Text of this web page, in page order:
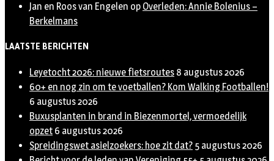
Jan en Roos van Engelen op Overleden: Annie Bolenius –
Berkelmans
LAATSTE BERICHTEN
Leyetocht 2026: nieuwe fietsroutes 8 augustus 2026
60+ en nog zin om te voetballen? Kom Walking Footballen!
6 augustus 2026
Buxusplanten in brand in Biezenmortel, vermoedelijk
opzet 6 augustus 2026
Spreidingswet asielzoekers: hoe zit dat? 5 augustus 2026